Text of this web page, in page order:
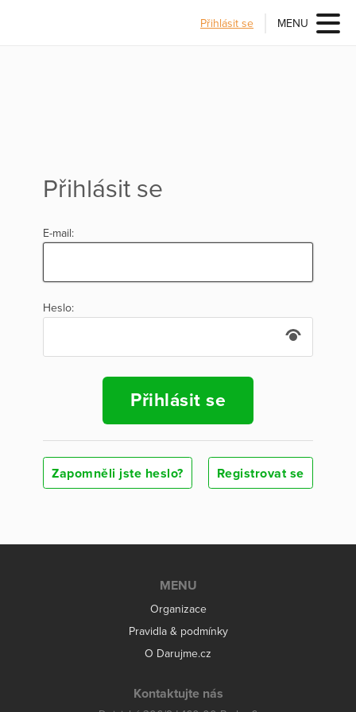
Přihlásit se MENU
Přihlásit se
E-mail:
Heslo:
Přihlásit se
Zapomněli jste heslo? Registrovat se
MENU
Organizace
Pravidla & podmínky
O Darujme.cz
Kontaktujte nás